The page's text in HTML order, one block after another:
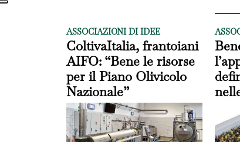
ASSOCIAZIONI DI IDEE
ColtivaItalia, frantoiani
AIFO: “Bene le risorse
per il Piano Olivicolo
Nazionale”